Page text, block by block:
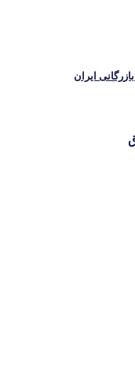
ایران